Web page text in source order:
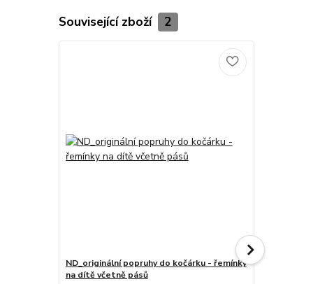
Související zboží 2
ND_originální popruhy do kočárku - řemínky
na dítě včetně pásů